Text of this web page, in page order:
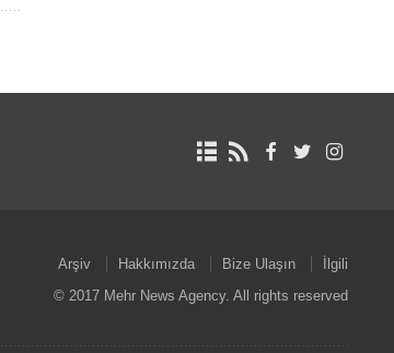
Arşiv Hakkımızda Bize Ulaşın
İlgili
© 2017 Mehr News Agency. All rights reserved